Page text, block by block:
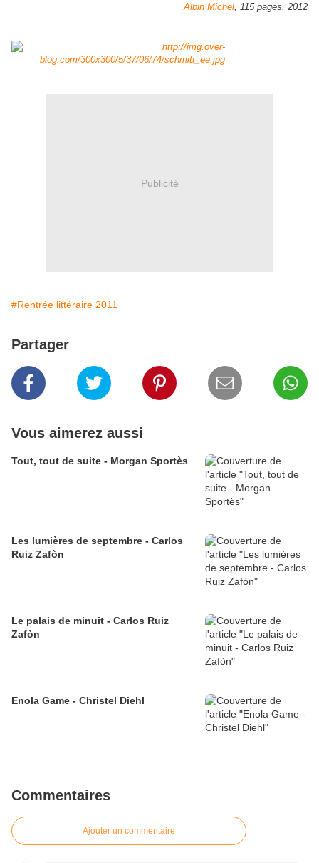
Albin Michel, 115 pages, 2012
Publicité
#Rentrée littéraire 2011
Partager
Vous aimerez aussi
Tout, tout de suite - Morgan Sportès
Les lumières de septembre - Carlos
Ruiz Zafòn
Le palais de minuit - Carlos Ruiz
Zafòn
Enola Game - Christel Diehl
Commentaires
Ajouter un commentaire